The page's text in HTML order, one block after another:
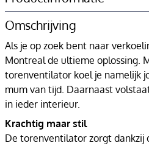
Omschrijving
Als je op zoek bent naar
Montreal de ultieme oplossing.
torenventilator koel je namelijk
mum van tijd. Daarnaast
in ieder interieur.
Krachtig maar stil
De torenventilator zorgt dankzij